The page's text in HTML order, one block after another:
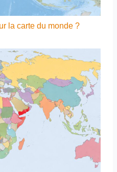
la carte du monde ?